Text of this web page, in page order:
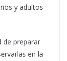
y adultos
de preparar
en la